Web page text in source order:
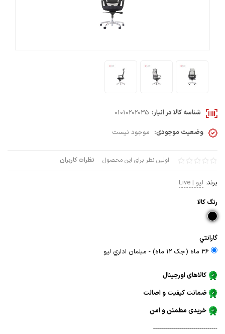
اولین نظر برای این محصول نظرات کاربران
برند: لیو | Live
رنگ كالا
گارانتي
36 ماه (جک 12 ماه) - مبلمان اداري ليو
کالاهای اورجینال
ضمانت کیفیت و اصالت
خریدی مطمئن و امن
--------------------------------
شناسه کالا در انبار: 01010202035
وضعیت موجودی: موجود نیست